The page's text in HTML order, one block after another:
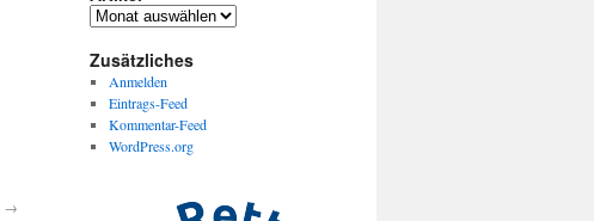
→
Zusätzliches
Anmelden
Eintrags-Feed
Kommentar-Feed
WordPress.org